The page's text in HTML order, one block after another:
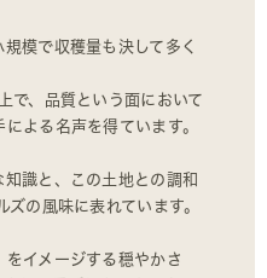
模で収穫量も決して多く
で、品質という面において
よる名声を得ています。
識と、この土地との調和
の風味に表れています。
イメージする穏やかさ